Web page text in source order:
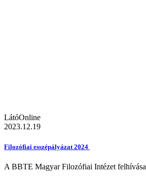
LátóOnline
2023.12.19
Filozófiai esszépályázat 2024
A BBTE Magyar Filozófiai Intézet felhívása